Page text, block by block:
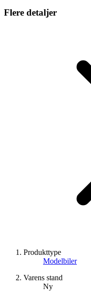
Flere detaljer
Produkttype
Modelbiler
Varens stand
Ny